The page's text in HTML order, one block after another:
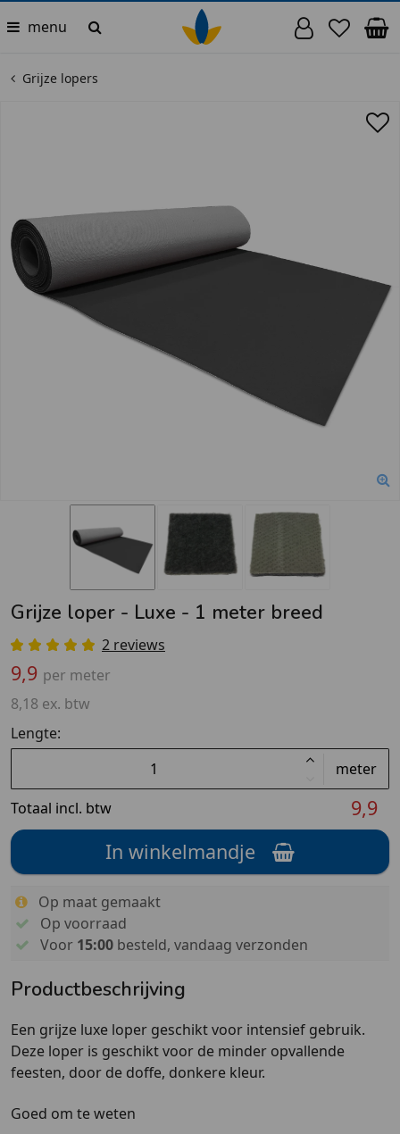
menu
Grijze lopers
Grijze loper - Luxe - 1 meter breed
2 reviews
9,9 per meter
8,18 ex. btw
Lengte:
meter
Totaal incl. btw
9,9
In winkelmandje
Op maat gemaakt
Op voorraad
Voor 15:00besteld, vandaag verzonden
Productbeschrijving
Een grijze luxe loper geschikt voor intensief gebruik.
Deze loper is geschikt voor de minder opvallende
feesten, door de doffe, donkere kleur.
Goed om te weten